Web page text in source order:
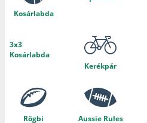
Kosárlabda
3x3
Kosárlabda
Kerékpár
Rögbi Aussie Rules